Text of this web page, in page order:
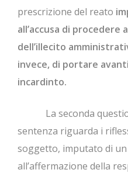
prescrizione del reato
all’accusa di procedere
dell’illecito
invece, di portare
incardinto.
La seconda
sentenza riguarda i
soggetto, imputato di
all’affermazione della